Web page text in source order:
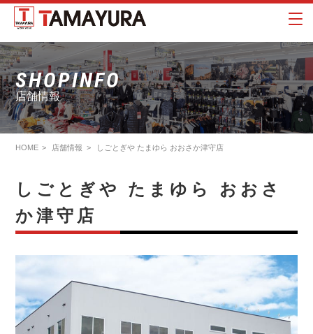
SHOPINFO
店舗情報
HOME 店舗情報 しごとぎや たまゆら おおさか津守店
しごとぎや たまゆら おおさ
か津守店